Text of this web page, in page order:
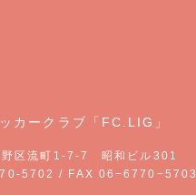
カークラブ「FC.LIG」
野区流町1-7-7 昭和ビル301
5702 / FAX 06−6770−5703